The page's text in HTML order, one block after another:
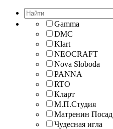
Gamma
DMC
Klart
NEOCRAFT
Nova Sloboda
PANNA
RTO
Кларт
М.П.Студия
Матренин Посад
Чудесная игла